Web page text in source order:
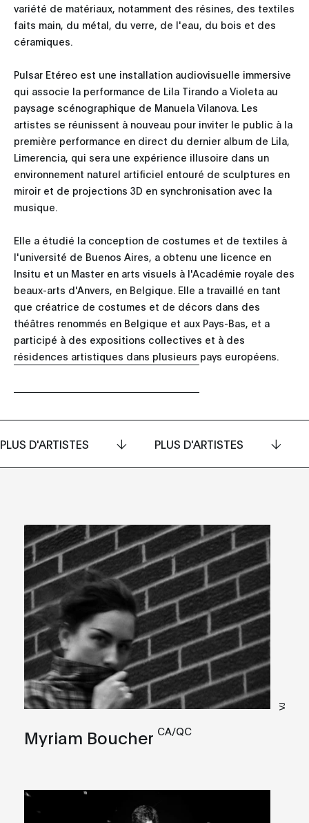
variété de matériaux, notamment des résines, des textiles
faits main, du métal, du verre, de l'eau, du bois et des
céramiques.
Pulsar Etéreo est une installation audiovisuelle immersive
qui associe la performance de Lila Tirando a Violeta au
paysage scénographique de Manuela Vilanova. Les
artistes se réunissent à nouveau pour inviter le public à la
première performance en direct du dernier album de Lila,
Limerencia, qui sera une expérience illusoire dans un
environnement naturel artificiel entouré de sculptures en
miroir et de projections 3D en synchronisation avec la
musique.
Elle a étudié la conception de costumes et de textiles à
l'université de Buenos Aires, a obtenu une licence en
Insitu et un Master en arts visuels à l'Académie royale des
beaux-arts d'Anvers, en Belgique. Elle a travaillé en tant
que créatrice de costumes et de décors dans des
théâtres renommés en Belgique et aux Pays-Bas, et a
participé à des expositions collectives et à des
résidences artistiques dans plusieurs pays européens.
PLUS D'ARTISTES PLUS D'ARTISTES
VJ
Myriam Boucher CA/QC